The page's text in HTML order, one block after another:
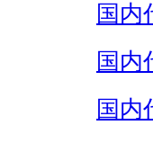
国内
国内
国内